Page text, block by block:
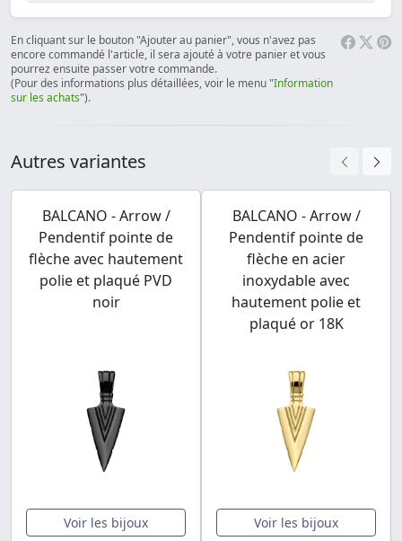
En cliquant sur le bouton "Ajouter au panier", vous n'avez pas
encore commandé l'article, il sera ajouté à votre panier et vous
pourrez ensuite passer votre commande.
(Pour des informations plus détaillées, voir le menu "Information
sur les achats").
Autres variantes
BALCANO - Arrow /
Pendentif pointe de
flèche avec hautement
polie et plaqué PVD
noir
Voir les bijoux
BALCANO - Arrow /
Pendentif pointe de
flèche en acier
inoxydable avec
hautement polie et
plaqué or 18K
Voir les bijoux